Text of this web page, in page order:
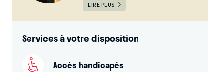
LIRE PLUS
Services à votre disposition
Accès handicapés